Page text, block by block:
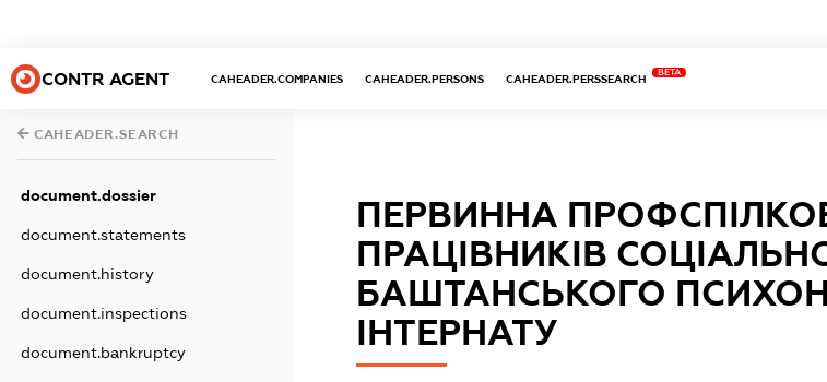
CONTR AGENT CAHEADER.COMPANIES CAHEADER.PERSONS CAHEADER.PERSSEARCH
BETA
CAHEADER.SEARCH
document.dossier
document.statements
document.history
document.inspections
document.bankruptcy
ПЕРВИННА
ПРАЦІВНИКІВ
БАШТАНСЬКОГО
ІНТЕРНАТУ